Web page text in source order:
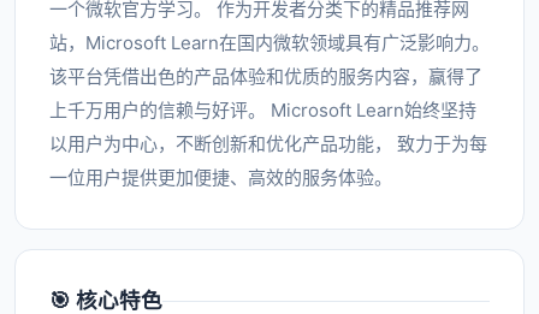
一个微软官方学习。 作为开发者分类下的精品推荐网
站，Microsoft Learn在国内微软领域具有广泛影响力。
该平台凭借出色的产品体验和优质的服务内容，赢得了
上千万用户的信赖与好评。 Microsoft Learn始终坚持
以用户为中心，不断创新和优化产品功能， 致力于为每
一位用户提供更加便捷、高效的服务体验。
🎯 核心特色